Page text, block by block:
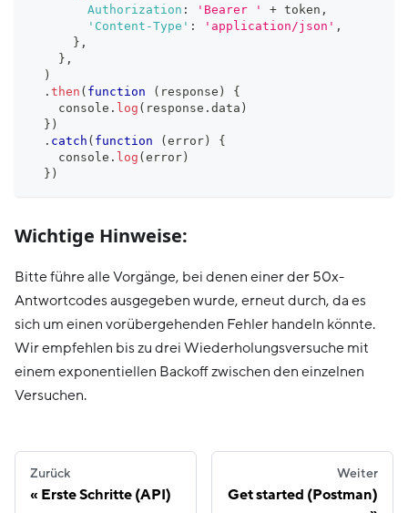
Authorization : 'Bearer ' + token ,
'Content-Type' : 'application/json' ,
} ,
} ,
)
. then ( function ( response )
{
console . log ( response . data )
} )
. catch ( function ( error )
{
console . log ( error )
} )
Wichtige Hinweise:
Bitte führe alle Vorgänge, bei denen einer der 50x-
Antwortcodes ausgegeben wurde, erneut durch, da es
sich um einen vorübergehenden Fehler handeln könnte.
Wir empfehlen bis zu drei Wiederholungsversuche mit
einem exponentiellen Backoff zwischen den einzelnen
Versuchen.
Zurück
Erste Schritte (API)
Weiter
Get started (Postman)